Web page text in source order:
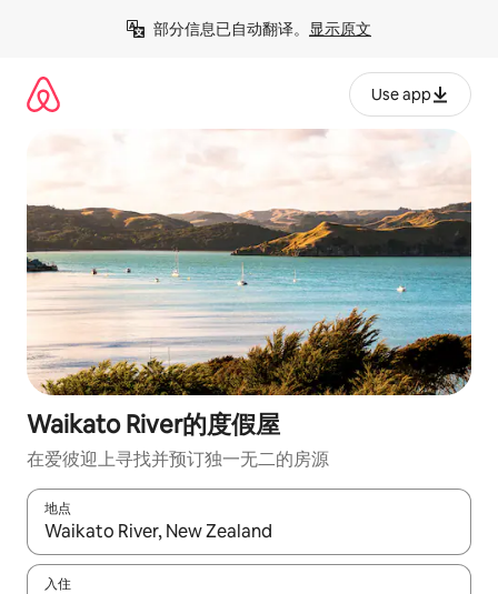
部分信息已自动翻译。 显示原文
Use app
Waikato River的度假屋
在爱彼迎上寻找并预订独一无二的房源
地点
如有搜索结果，请使用上下方向键查看，或通过点击或滑动手势
入住